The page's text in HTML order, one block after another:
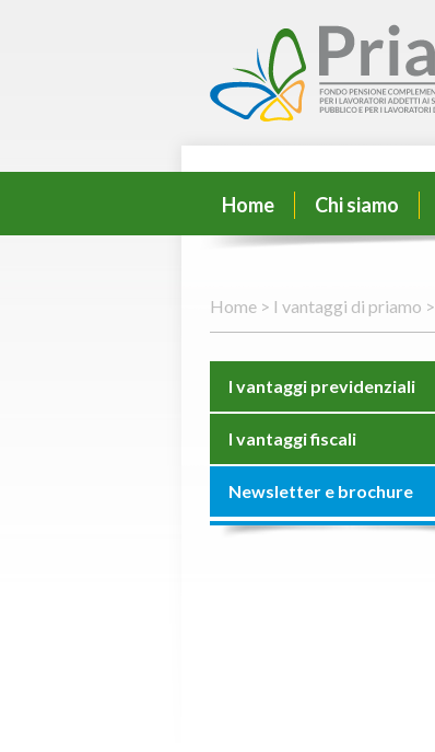
Home Chi siamo
Home > I vantaggi di priamo >
I vantaggi previdenziali
I vantaggi fiscali
Newsletter e brochure